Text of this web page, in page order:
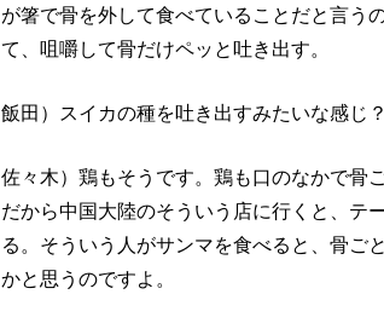
が箸で骨を外して食べていることだと言う
て、咀嚼して骨だけペッと吐き出す。
飯田）スイカの種を吐き出すみたいな感じ？
佐々木）鶏もそうです。鶏も口のなかで骨
だから中国大陸のそういう店に行くと、テ
る。そういう人がサンマを食べると、骨ご
かと思うのですよ。